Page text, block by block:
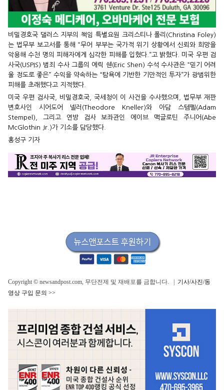
비밀경호국 댈러스 지부의 책임 특별요원 크리스티나 폴리(Christina Foley)
는 법무부 보고서를 통해 “무어 부부는 국가적 위기 상황에서 신뢰와 희망을
악용해 수천 명의 피해자에게 심각한 피해를 입혔다.”고 밝혔다. 미국 우편 검
사국(USPIS) 범죄 수사 그룹의 에릭 쉔(Eric Shen) 수석 수사관은 “믿기 어려
울 정도로 좋은” 수익을 약속하는 “탐욕에 기반한 기만적인 투자”가 광범위한
피해를 초래했다고 지적했다.
미국 우편 검사국, 비밀경호국, 국세청이 이 사건을 수사했으며, 법무부 재판
변호사인 시어도어 넬러(Theodore Kneller)와 아담 스템펠(Adam
Stempel), 그리고 연방 검사 보좌관인 에이브 맥글로틴 주니어(Abe
McGlothin Jr.)가 기소를 담당했다.
홍성구 기자
Copyright © newsandpost.com, 무단전제 및 재배포를 금합니다. | 기사/사진/동
영상 구입 문의 >>